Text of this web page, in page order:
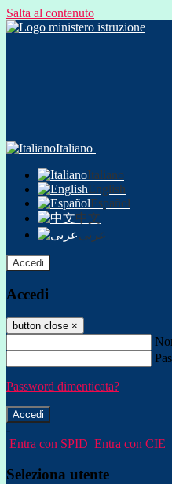
Salta al contenuto
Italiano
Italiano
English
Español
中文
عربى
Accedi
Accedi
button close ×
Password dimenticata?
-
Entra con SPID Entra con CIE
Seleziona utente